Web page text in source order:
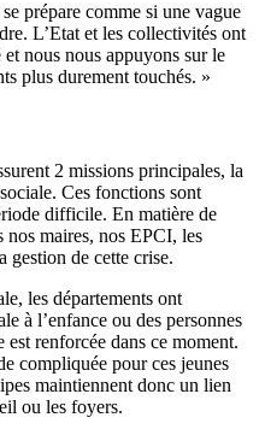
prépare comme si une vague
L’Etat et les collectivités ont
et nous nous appuyons sur le
plus durement touchés. »
2 missions principales, la
Ces fonctions sont
difficile. En matière de
maires, nos EPCI, les
gestion de cette crise.
les départements ont
à l’enfance ou des personnes
renforcée dans ce moment.
compliquée pour ces jeunes
maintiennent donc un lien
ou les foyers.